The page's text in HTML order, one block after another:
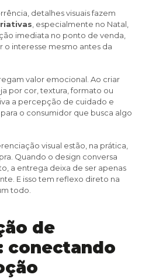
detalhes visuais fazem
, especialmente no Natal,
imediata no ponto de venda,
interesse mesmo antes da
valor emocional. Ao criar
por cor, textura, formato ou
a percepção de cuidado e
o consumidor que busca algo
visual estão, na prática,
Quando o design conversa
a entrega deixa de ser apenas
E isso tem reflexo direto na
todo.
de
conectando